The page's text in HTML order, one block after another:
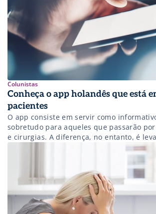
Colunistas
Conheça o app holandês que está
pacientes
O app consiste em servir como
sobretudo para aqueles que passarão
e cirurgias. A diferença, no entanto, é
informações necessárias – e de forma